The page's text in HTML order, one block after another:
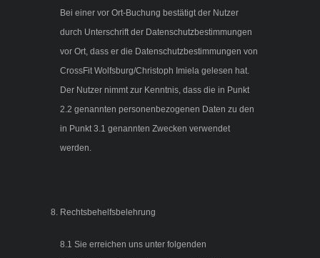
Bei einer vor Ort-Buchung bestätigt der Nutzer
durch Unterschrift der Datenschutzbestimmungen
vor Ort, dass er die Datenschutzbestimmungen von
CrossFit Wolfsburg/Christoph Imiela gelesen hat.
Der Nutzer nimmt zur Kenntnis, dass die in Punkt
2.2 genannten personenbezogenen Daten zu den
in Punkt 3.1 genannten Zwecken verwendet
werden.
Rechtsbehelfsbelehrung
8.1 Sie erreichen uns unter folgenden